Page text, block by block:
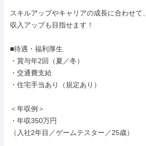
スキルアップやキャリアの成長に合わせて、
収入アップも目指せます！
■待遇・福利厚生
・賞与年2回（夏／冬）
・交通費支給
・住宅手当あり（規定あり）
＜年収例＞
・年収350万円
（入社2年目／ゲームテスター／25歳）